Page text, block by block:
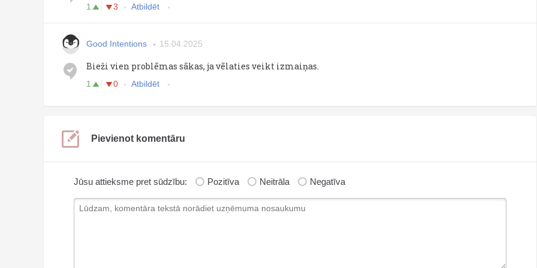
1 3 Atbildēt
Good Intentions 15.04.2025
Bieži vien problēmas sākas, ja vēlaties veikt izmaiņas.
1 0 Atbildēt
Pievienot komentāru
Jūsu attieksme pret sūdzību: Pozitīva Neitrāla Negatīva